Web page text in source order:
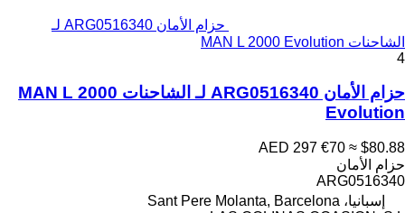
حزام الأمان ARG0516340 لـ
الشاحنات MAN L 2000 Evolution
4
حزام الأمان ARG0516340 لـ الشاحنات MAN L 2000
Evolution
AED 297 €70 ≈ $80.88
حزام الأمان
ARG0516340
إسبانيا، Sant Pere Molanta, Barcelona